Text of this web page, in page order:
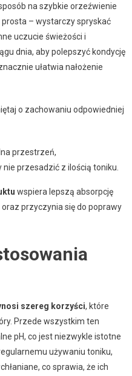
na szybkie orzeźwienie
– wystarczy spryskać
uczucie świeżości i
dnia, aby polepszyć kondycję
ułatwia nałożenie
o zachowaniu odpowiedniej
przestrzeń,
przesadzić z ilością toniku.
wspiera lepszą absorpcję
przyczynia się do poprawy
szereg korzyści, które
Przede wszystkim ten
pH, co jest niezwykle istotne
używaniu toniku,
co sprawia, że ich